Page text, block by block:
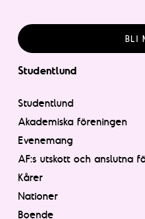
BLI
Studentlund
Studentlund
Akademiska föreningen
Evenemang
AF:s utskott och anslutna
Kårer
Nationer
Boende